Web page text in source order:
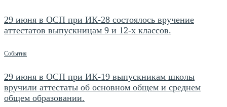
29 июня в ОСП при ИК-28 состоялось вручение
аттестатов выпускницам 9 и 12-х классов.
События
29 июня в ОСП при ИК-19 выпускникам школы
вручили аттестаты об основном общем и среднем
общем образовании.